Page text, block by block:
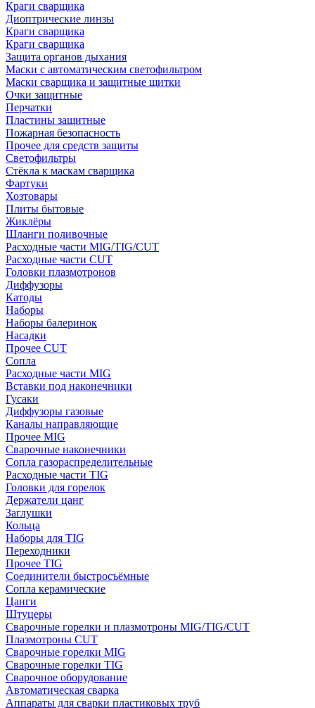
Краги сварщика
Диоптрические линзы
Краги сварщика
Краги сварщика
Защита органов дыхания
Маски с автоматическим светофильтром
Маски сварщика и защитные щитки
Очки защитные
Перчатки
Пластины защитные
Пожарная безопасность
Прочее для средств защиты
Светофильтры
Стёкла к маскам сварщика
Фартуки
Хозтовары
Плиты бытовые
Жиклёры
Шланги поливочные
Расходные части MIG/TIG/CUT
Расходные части CUT
Головки плазмотронов
Диффузоры
Катоды
Наборы
Наборы балеринок
Насадки
Прочее CUT
Сопла
Расходные части MIG
Вставки под наконечники
Гусаки
Диффузоры газовые
Каналы направляющие
Прочее MIG
Сварочные наконечники
Сопла газораспределительные
Расходные части TIG
Головки для горелок
Держатели цанг
Заглушки
Кольца
Наборы для TIG
Переходники
Прочее TIG
Соединители быстросъёмные
Сопла керамические
Цанги
Штуцеры
Сварочные горелки и плазмотроны MIG/TIG/CUT
Плазмотроны CUT
Сварочные горелки MIG
Сварочные горелки TIG
Сварочное оборудование
Автоматическая сварка
Аппараты для сварки пластиковых труб